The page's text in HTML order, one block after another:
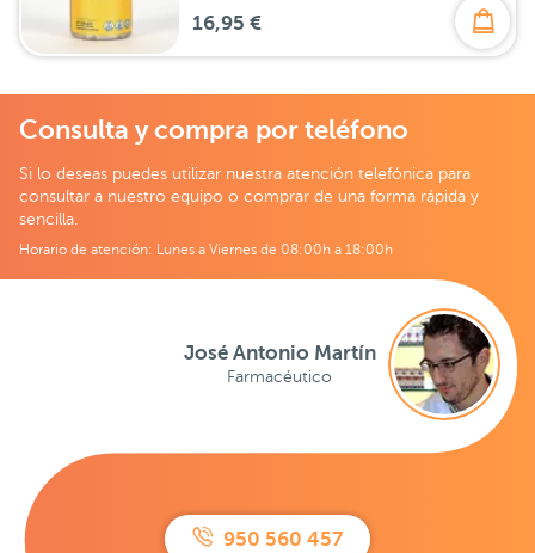
16,95 €
Consulta y compra por teléfono
Si lo deseas puedes utilizar nuestra atención telefónica para
consultar a nuestro equipo o comprar de una forma rápida y
sencilla.
Horario de atención: Lunes a Viernes de 08:00h a 18:00h
950 560 457
José Antonio Martín
Farmacéutico